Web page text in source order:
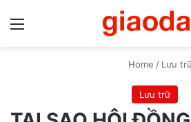
Home / Lưu
Lưu trữ